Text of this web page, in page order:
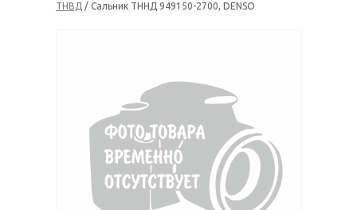
ТНВД / Сальник ТННД 949150-2700, DENSO